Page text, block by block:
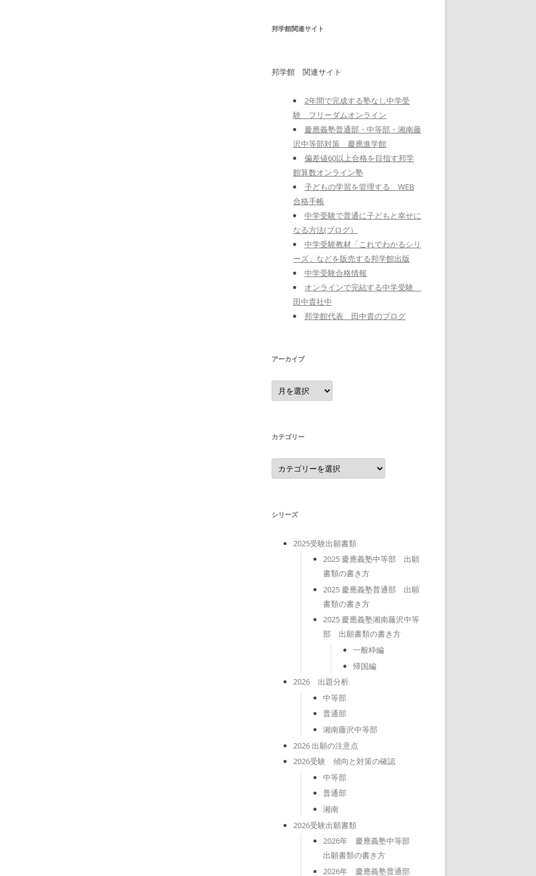
邦学館関連サイト
邦学館 関連サイト
2年間で完成する塾なし中学受
験 フリーダムオンライン
慶應義塾普通部・中等部・湘南藤
沢中等部対策 慶應進学館
偏差値60以上合格を目指す邦学
館算数オンライン塾
子どもの学習を管理する WEB
合格手帳
中学受験で普通に子どもと幸せに
なる方法(ブログ）
中学受験教材「これでわかるシリ
ーズ」などを販売する邦学館出版
中学受験合格情報
オンラインで完結する中学受験
田中貴社中
邦学館代表 田中貴のブログ
アーカイブ
ア
ー
カ
カテゴリー
カ
テ
ゴ
シリーズ
2025受験出願書類
2025 慶應義塾中等部 出願
書類の書き方
2025 慶應義塾普通部 出願
書類の書き方
2025 慶應義塾湘南藤沢中等
部 出願書類の書き方
一般枠編
帰国編
2026 出題分析
中等部
普通部
湘南藤沢中等部
2026 出願の注意点
2026受験 傾向と対策の確認
中等部
普通部
湘南
2026受験出願書類
2026年 慶應義塾中等部
出願書類の書き方
2026年 慶應義塾普通部